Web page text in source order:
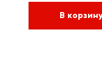
В корзину